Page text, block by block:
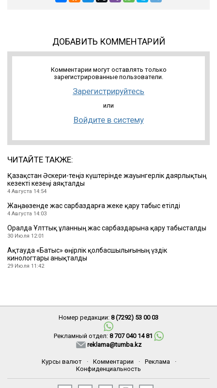
ДОБАВИТЬ КОММЕНТАРИЙ
Комментарии могут оставлять только
зарегистрированные пользователи.
Зарегистрируйтесь
или
Войдите в систему
ЧИТАЙТЕ ТАКЖЕ:
Қазақстан Әскери-теңіз күштерінде жауынгерлік даярлықтың
кезекті кезеңі аяқталды
4 Августа 14:54
Жаңаөзенде жас сарбаздарға жеке қару табыс етілді
4 Августа 14:03
Оралда Ұлттық ұланның жас сарбаздарына қару табысталды
30 Июля 12:01
Ақтауда «Батыс» өңірлік қолбасшылығының үздік
кинологтары анықталды
29 Июля 11:42
Номер редакции: 8 (7292) 53 00 03
Рекламный отдел: 8 707 040 14 81
reklama@tumba.kz
Курсы валют · Комментарии · Реклама
·
Конфиденциальность